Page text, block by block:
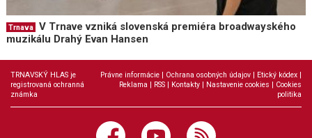
Trnava
V Trnave vzniká slovenská premiéra broadwayského
muzikálu Drahý Evan Hansen
TRNAVSKÝ HLAS je
registrovaná ochranná
známka
Právne informácie Ochrana osobných údajov Etický kódex
Reklama
RSS Kontakty Nastavenie cookies
Cookies
politika